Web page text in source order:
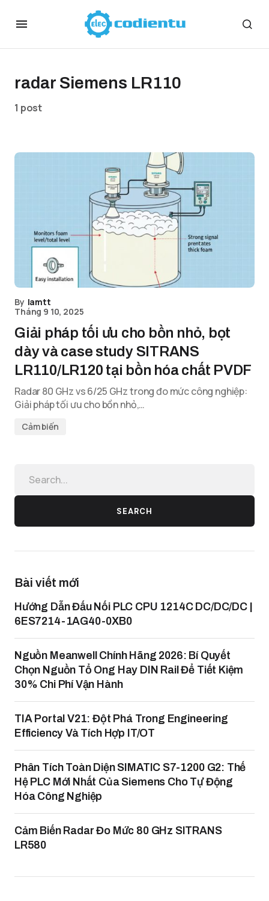
radar Siemens LR110
1 post
By lamtt
Tháng 9 10, 2025
Giải pháp tối ưu cho bồn nhỏ, bọt
dày và case study SITRANS
LR110/LR120 tại bồn hóa chất PVDF
Radar 80 GHz vs 6/25 GHz trong đo mức công nghiệp:
Giải pháp tối ưu cho bồn nhỏ,…
Cảm biến
SEARCH
Bài viết mới
Hướng Dẫn Đấu Nối PLC CPU 1214C DC/DC/DC |
6ES7214-1AG40-0XB0
Nguồn Meanwell Chính Hãng 2026: Bí Quyết
Chọn Nguồn Tổ Ong Hay DIN Rail Để Tiết Kiệm
30% Chi Phí Vận Hành
TIA Portal V21: Đột Phá Trong Engineering
Efficiency Và Tích Hợp IT/OT
Phân Tích Toàn Diện SIMATIC S7-1200 G2: Thế
Hệ PLC Mới Nhất Của Siemens Cho Tự Động
Hóa Công Nghiệp
Cảm Biến Radar Đo Mức 80 GHz SITRANS
LR580